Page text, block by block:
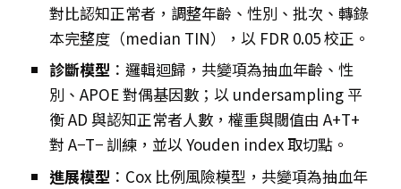
對比認知正常者，調整年齡、性別、批次、轉錄
本完整度（median TIN），以 FDR 0.05 校正。
診斷模型 ：邏輯迴歸，共變項為抽血年齡、性
別、APOE 對偶基因數；以 undersampling 平
衡 AD 與認知正常者人數，權重與閾值由 A+T+
對 A−T− 訓練，並以 Youden index 取切點。
進展模型 ：Cox 比例風險模型，共變項為抽血年